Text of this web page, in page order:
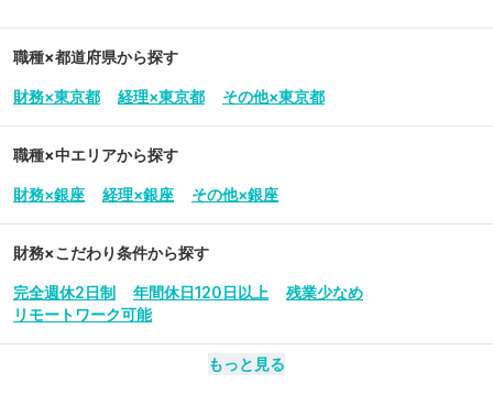
職種×都道府県から探す
財務×東京都 経理×東京都 その他×東京都
職種×中エリアから探す
財務×銀座 経理×銀座 その他×銀座
財務×こだわり条件から探す
完全週休2日制 年間休日120日以上
残業少なめ
リモートワーク可能
もっと見る